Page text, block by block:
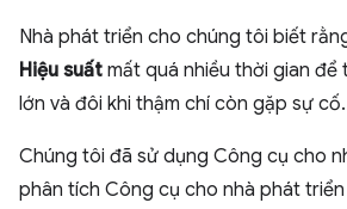
Nhà phát triển cho chúng tôi biết
Hiệu suất mất quá nhiều thời gian để
lớn và đôi khi thậm chí còn gặp sự cố.
Chúng tôi đã sử dụng Công cụ cho
phân tích Công cụ cho nhà phát